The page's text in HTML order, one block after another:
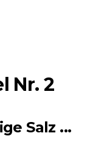
Nr. 2
Salz ...